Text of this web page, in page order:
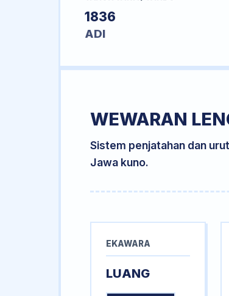
1836
ADI
WEWARAN
Sistem penjatahan dan
Jawa kuno.
EKAWARA
LUANG